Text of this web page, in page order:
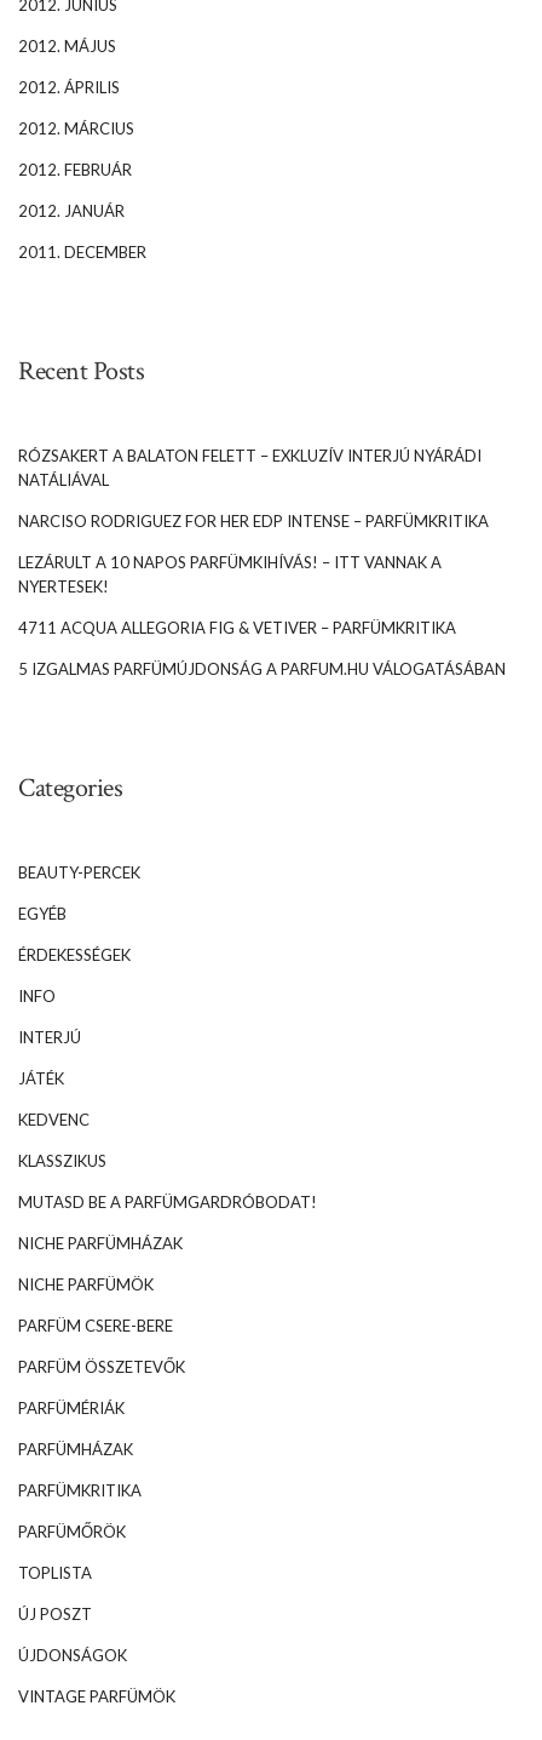
2012. JÚNIUS
2012. MÁJUS
2012. ÁPRILIS
2012. MÁRCIUS
2012. FEBRUÁR
2012. JANUÁR
2011. DECEMBER
Recent Posts
RÓZSAKERT A BALATON FELETT – EXKLUZÍV INTERJÚ NYÁRÁDI
NATÁLIÁVAL
NARCISO RODRIGUEZ FOR HER EDP INTENSE – PARFÜMKRITIKA
LEZÁRULT A 10 NAPOS PARFÜMKIHÍVÁS! – ITT VANNAK A
NYERTESEK!
4711 ACQUA ALLEGORIA FIG & VETIVER – PARFÜMKRITIKA
5 IZGALMAS PARFÜMÚJDONSÁG A PARFUM.HU VÁLOGATÁSÁBAN
Categories
BEAUTY-PERCEK
EGYÉB
ÉRDEKESSÉGEK
INFO
INTERJÚ
JÁTÉK
KEDVENC
KLASSZIKUS
MUTASD BE A PARFÜMGARDRÓBODAT!
NICHE PARFÜMHÁZAK
NICHE PARFÜMÖK
PARFÜM CSERE-BERE
PARFÜM ÖSSZETEVŐK
PARFÜMÉRIÁK
PARFÜMHÁZAK
PARFÜMKRITIKA
PARFÜMŐRÖK
TOPLISTA
ÚJ POSZT
ÚJDONSÁGOK
VINTAGE PARFÜMÖK